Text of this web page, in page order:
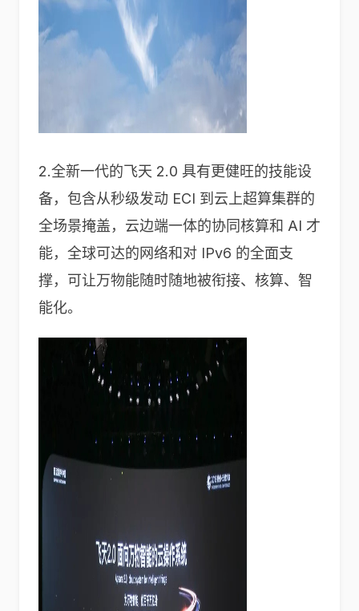
2.全新一代的飞天 2.0 具有更健旺的技能设
备，包含从秒级发动 ECI 到云上超算集群的
全场景掩盖，云边端一体的协同核算和 AI 才
能，全球可达的网络和对 IPv6 的全面支
撑，可让万物能随时随地被衔接、核算、智
能化。